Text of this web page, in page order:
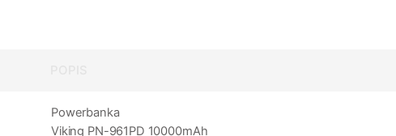
Powerbanka
Viking PN-961PD 10000mAh